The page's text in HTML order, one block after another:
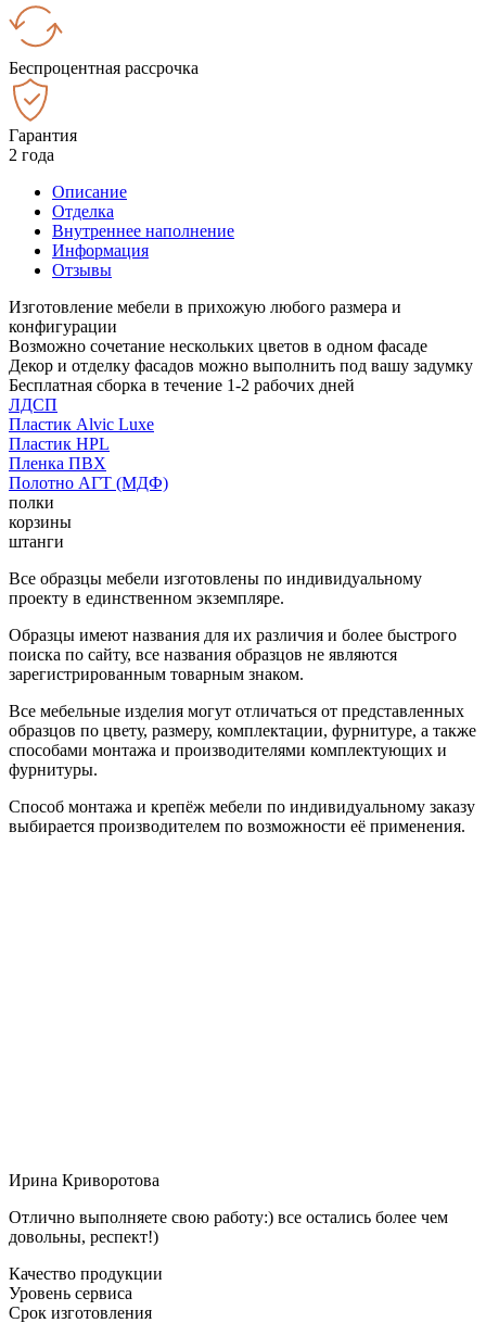
Беспроцентная рассрочка
Гарантия
2 года
Описание
Отделка
Внутреннее наполнение
Информация
Отзывы
Изготовление мебели в прихожую любого размера и
конфигурации
Возможно сочетание нескольких цветов в одном фасаде
Декор и отделку фасадов можно выполнить под вашу задумку
Бесплатная сборка в течение 1-2 рабочих дней
ЛДСП
Пластик Alvic Luxe
Пластик HPL
Пленка ПВХ
Полотно АГТ (МДФ)
полки
корзины
штанги
Все образцы мебели изготовлены по индивидуальному
проекту в единственном экземпляре.
Образцы имеют названия для их различия и более быстрого
поиска по сайту, все названия образцов не являются
зарегистрированным товарным знаком.
Все мебельные изделия могут отличаться от представленных
образцов по цвету, размеру, комплектации, фурнитуре, а также
способами монтажа и производителями комплектующих и
фурнитуры.
Способ монтажа и крепёж мебели по индивидуальному заказу
выбирается производителем по возможности её применения.
Ирина Криворотова
Отлично выполняете свою работу:) все остались более чем
довольны, респект!)
Качество продукции
Уровень сервиса
Срок изготовления